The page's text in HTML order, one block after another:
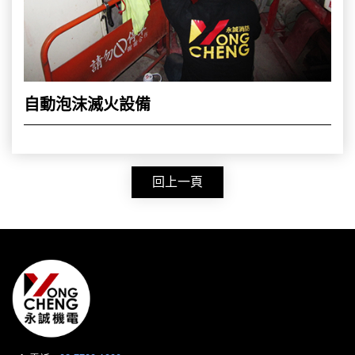
自動泡沫滅火設備
回上一頁